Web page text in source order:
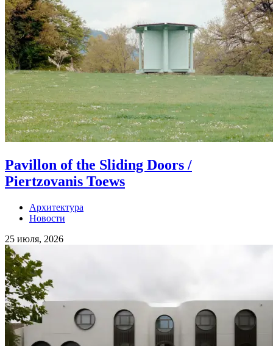
Pavillon of the Sliding Doors /
Piertzovanis Toews
Архитектура
Новости
25 июля, 2026